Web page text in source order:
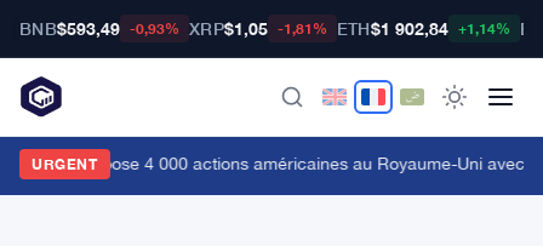
BNB$593,49 -0,93% XRP$1,05 -1,81% ETH$1 902,84 +1,14%
URGENTpropose 4 000 actions américaines au Royaume-Uni avec